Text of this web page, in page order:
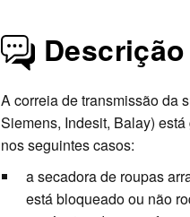
Descrição
A correia de transmissão da
Siemens, Indesit, Balay)
nos seguintes casos:
a secadora de roupas
está bloqueado ou não